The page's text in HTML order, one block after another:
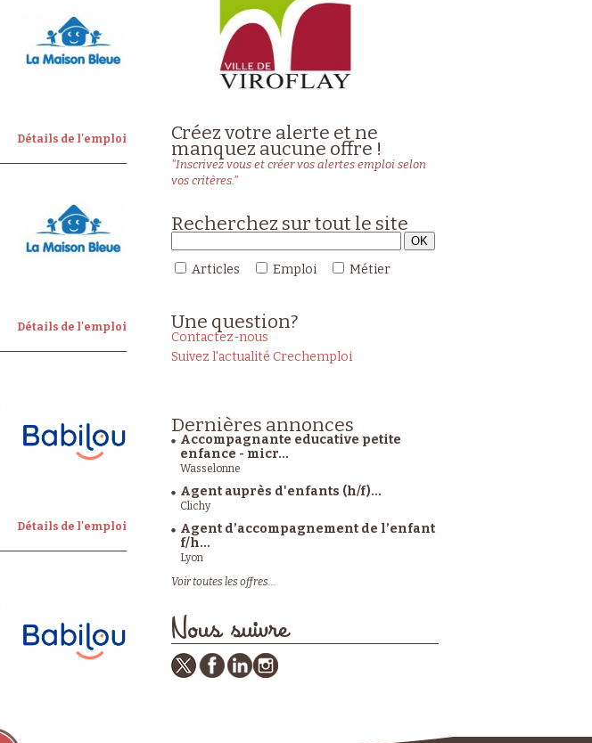
Détails de l'emploi
Détails de l'emploi
Détails de l'emploi
Créez votre alerte et ne
manquez aucune offre !
"Inscrivez vous et créer vos alertes emploi selon
vos critères."
Recherchez sur tout le site
Articles Emploi Métier
Une question?
Contactez-nous
Suivez l'actualité Crechemploi
Dernières annonces
Accompagnante educative petite
enfance - micr...
Wasselonne
Agent auprès d'enfants (h/f)...
Clichy
Agent d’accompagnement de l’enfant
f/h...
Lyon
Voir toutes les offres...
Nous suivre